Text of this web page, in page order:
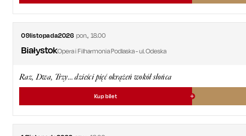
09listopada2026 pon.,18.00
BiałystokOpera i Filharmonia Podlaska - ul. Odeska
Raz, Dwa, Trzy… dzieści pięć okrążeń wokół słońca
Kup bilet